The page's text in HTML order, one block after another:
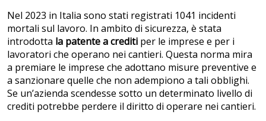
Nel 2023 in Italia sono stati registrati 1041 incidenti
mortali sul lavoro. In ambito di sicurezza, è stata
introdotta la patente a crediti per le imprese e per i
lavoratori che operano nei cantieri. Questa norma mira
a premiare le imprese che adottano misure preventive e
a sanzionare quelle che non adempiono a tali obblighi.
Se un’azienda scendesse sotto un determinato livello di
crediti potrebbe perdere il diritto di operare nei cantieri.